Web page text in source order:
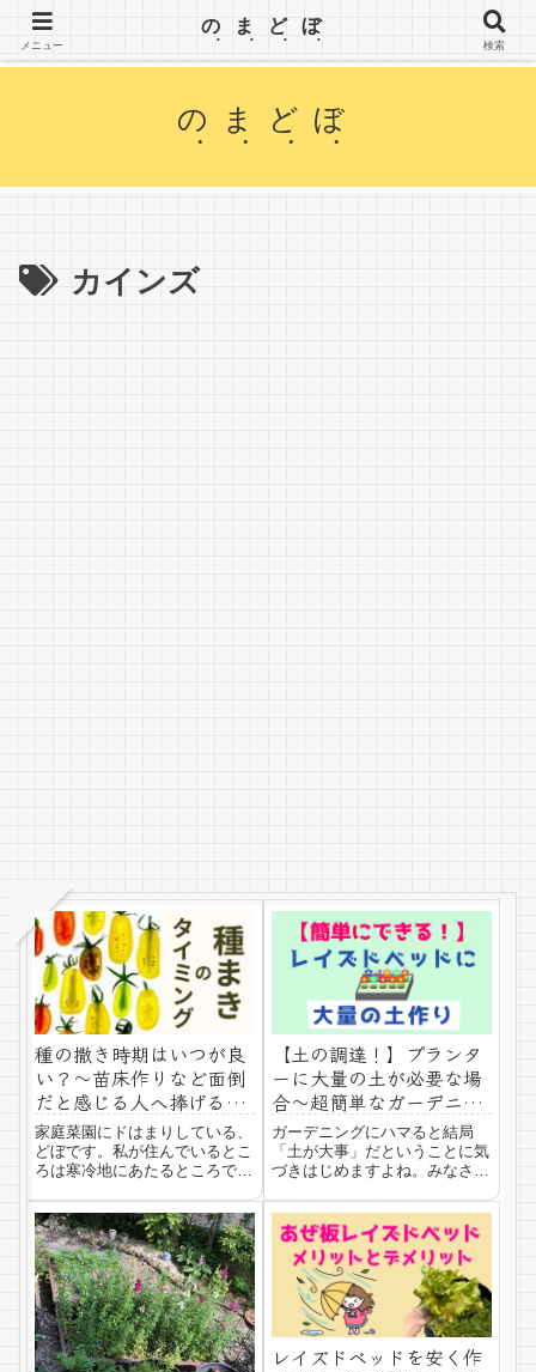
【のまどぼ】手が届くセミリタイア生活・アーリーリタイア・週３日働いて、半分休む。wifiとPC
を持って、場所にこだわらずノマド生活を楽しみます。
のまどぼ
カインズ
種の撒き時期はいつが良
い？～苗床作りなど面倒
だと感じる人へ捧げる種
まきのタイミング～
家庭菜園にドはまりしている、
どぼです。私が住んでいるとこ
ろは寒冷地にあたるところで
たらよいのかわかりません。そ
してうまくいきません。
Youtubeを見ていると、どう
も、みなさんの撒き時とわたし
の地域の撒き時が全然...
【土の調達！】プランタ
ーに大量の土が必要な場
合〜超簡単なガーデニン
グの土作り〜
ガーデニングにハマると結局
「土が大事」だということに気
づきはじめますよね。みなさん
小さいプランターで花やゴーヤ
などを作っていた時は、よくホ
ームセンターへ行って土を買っ
ていました。ただ、...
レイズドベッドを安く作
メニュー
のまどぼ
検索